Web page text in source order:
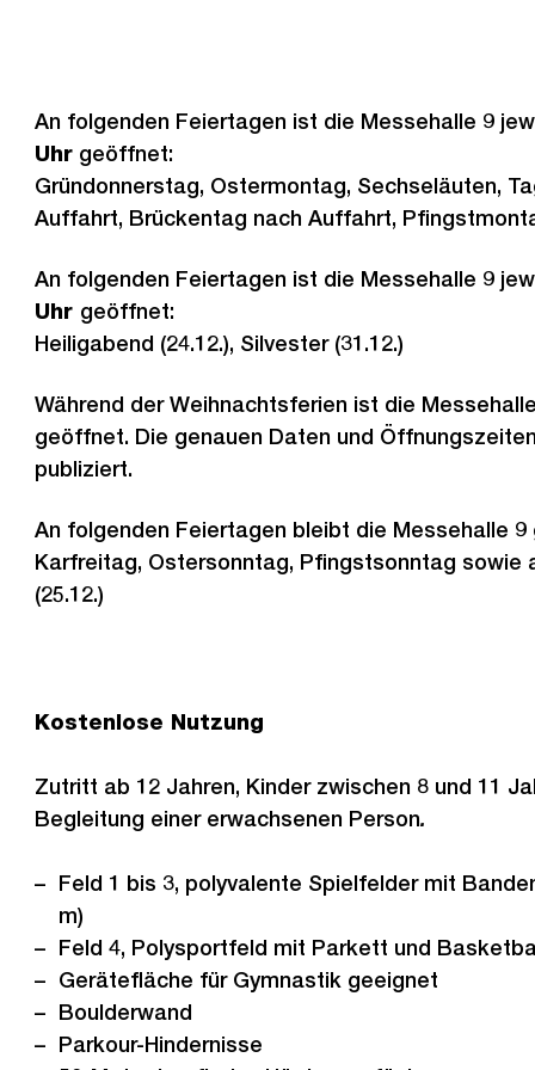
An folgenden Feiertagen ist die Messehalle 9
Uhr geöffnet:
Gründonnerstag, Ostermontag, Sechseläuten,
Auffahrt, Brückentag nach Auffahrt,
An folgenden Feiertagen ist die Messehalle 9
Uhr geöffnet:
Heiligabend (24.12.), Silvester (31.12.)
Während der Weihnachtsferien ist die
geöffnet. Die genauen Daten und
publiziert.
An folgenden Feiertagen bleibt die Messehalle 9
Karfreitag, Ostersonntag, Pfingstsonntag sowie
(25.12.)
Kostenlose Nutzung
Zutritt ab 12 Jahren, Kinder zwischen 8 und 11
Begleitung einer erwachsenen Person.
Feld 1 bis 3, polyvalente Spielfelder mit
m)
Feld 4, Polysportfeld mit Parkett und
Gerätefläche für Gymnastik geeignet
Boulderwand
Parkour-Hindernisse